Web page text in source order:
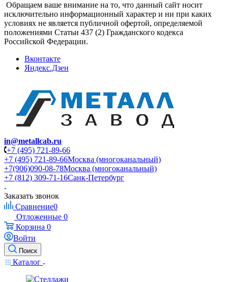
Обращаем ваше внимание на то, что данный сайт носит
исключительно информационный характер и ни при каких
условиях не является публичной офертой, определяемой
положениями Статьи 437 (2) Гражданского кодекса
Российской Федерации.
Вконтакте
Яндекс.Дзен
in@metallcab.ru
+7 (495) 721-89-66
+7 (495) 721-89-66Москва (многоканальный)
+7(906)090-08-78Москва (многоканальный)
+7 (812) 309-71-16Санк-Петербург
Заказать звонок
Сравнение0
Отложенные 0
Корзина 0
Войти
Поиск
Каталог